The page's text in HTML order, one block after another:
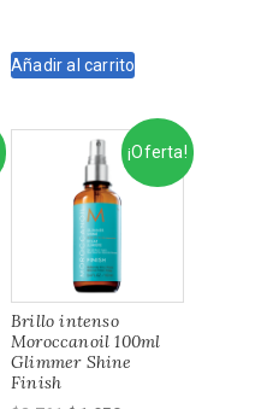
era:
es:
Añadir al carrito
¡Oferta!
Brillo intenso
Moroccanoil 100ml
Glimmer Shine
Finish